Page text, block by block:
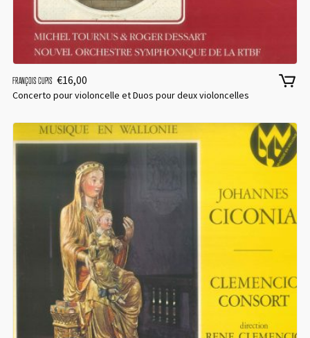
FRANÇOIS CUPIS €16,00
Concerto pour violoncelle et Duos pour deux violoncelles